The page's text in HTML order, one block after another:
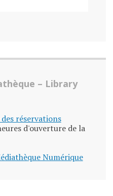
– Library
réservations
d'ouverture de la
Numérique